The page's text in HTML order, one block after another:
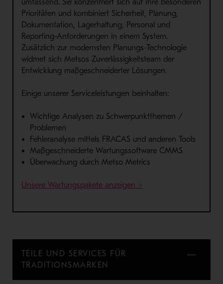
umfassend. Sie konzentriert sich auf Ihre besonderen
Prioritäten und kombiniert Sicherheit, Planung,
Dokumentation, Lagerhaltung, Personal und
Reporting-Anforderungen in einem System.
Zusätzlich zur modernsten Planungs-Technologie
widmet sich Metsos Zuverlässigkeitsteam der
Entwicklung maßgeschneiderter Lösungen.
Einige unserer Serviceleistungen beinhalten:
Wichtige Analysen zu Schwerpunktthemen /
Problemen
Fehleranalyse mittels FRACAS und anderen Tools
Maßgeschneiderte Wartungssoftware CMMS
Überwachung durch Metso Metrics
Unsere Wartungspakete anzeigen >
TEILE UND SERVICES FÜR
TRADITIONSMARKEN